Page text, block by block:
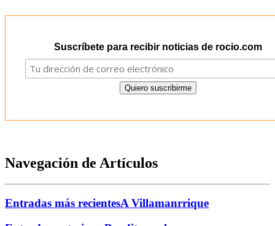
Suscríbete para recibir noticias de rocio.com
Navegación de Artículos
Entradas más recientesA Villamanrrique